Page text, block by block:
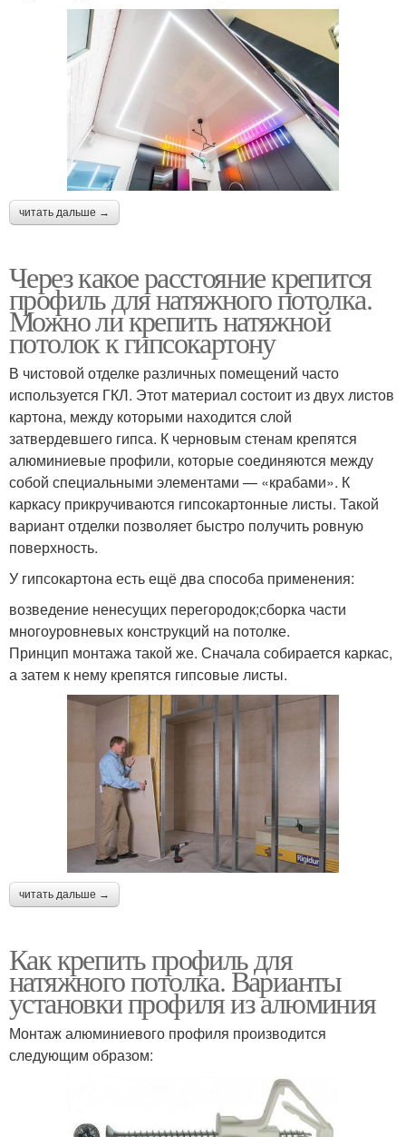
читать дальше →
Через какое расстояние крепится
профиль для натяжного потолка.
Можно ли крепить натяжной
потолок к гипсокартону
В чистовой отделке различных помещений часто
используется ГКЛ. Этот материал состоит из двух листов
картона, между которыми находится слой
затвердевшего гипса. К черновым стенам крепятся
алюминиевые профили, которые соединяются между
собой специальными элементами — «крабами». К
каркасу прикручиваются гипсокартонные листы. Такой
вариант отделки позволяет быстро получить ровную
поверхность.
У гипсокартона есть ещё два способа применения:
возведение ненесущих перегородок;сборка части
многоуровневых конструкций на потолке.
Принцип монтажа такой же. Сначала собирается каркас,
а затем к нему крепятся гипсовые листы.
читать дальше →
Как крепить профиль для
натяжного потолка. Варианты
установки профиля из алюминия
Монтаж алюминиевого профиля производится
следующим образом: